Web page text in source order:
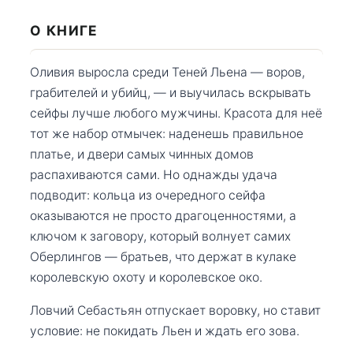
О КНИГЕ
Оливия выросла среди Теней Льена — воров,
грабителей и убийц, — и выучилась вскрывать
сейфы лучше любого мужчины. Красота для неё
тот же набор отмычек: наденешь правильное
платье, и двери самых чинных домов
распахиваются сами. Но однажды удача
подводит: кольца из очередного сейфа
оказываются не просто драгоценностями, а
ключом к заговору, который волнует самих
Оберлингов — братьев, что держат в кулаке
королевскую охоту и королевское око.
Ловчий Себастьян отпускает воровку, но ставит
условие: не покидать Льен и ждать его зова.